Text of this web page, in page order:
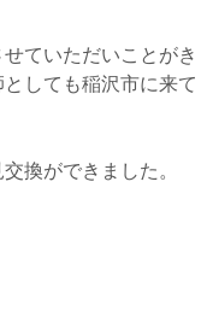
ていただいことがき
しても稲沢市に来て
換ができました。⁡